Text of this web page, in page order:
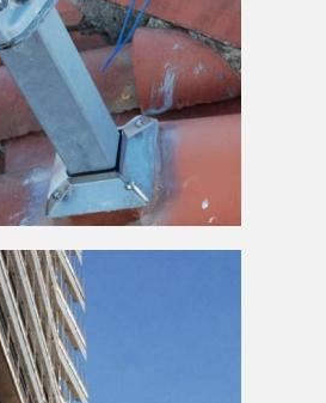
cables d'acer